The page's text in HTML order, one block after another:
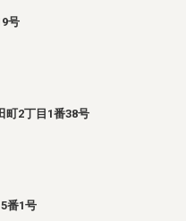
号
町2丁目1番38号
番1号